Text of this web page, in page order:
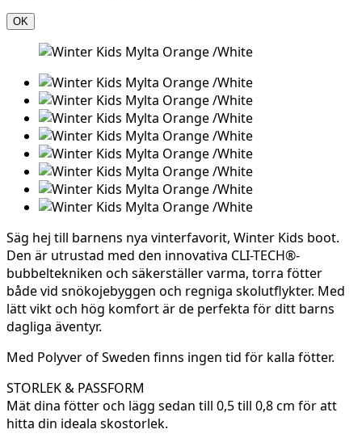
OK
Säg hej till barnens nya vinterfavorit, Winter Kids boot.
Den är utrustad med den innovativa CLI-TECH®-
bubbeltekniken och säkerställer varma, torra fötter
både vid snökojebyggen och regniga skolutflykter. Med
lätt vikt och hög komfort är de perfekta för ditt barns
dagliga äventyr.
Med Polyver of Sweden finns ingen tid för kalla fötter.
STORLEK & PASSFORM
Mät dina fötter och lägg sedan till 0,5 till 0,8 cm för att
hitta din ideala skostorlek.